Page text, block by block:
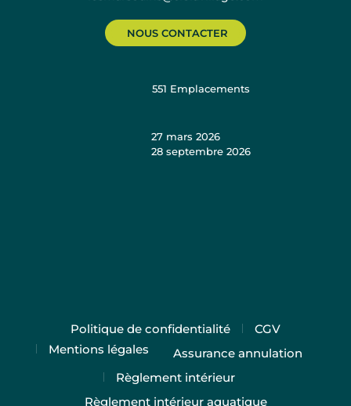
NOUS CONTACTER
551 Emplacements
27 mars 2026
28 septembre 2026
Politique de confidentialité
CGV
Mentions légales
Assurance annulation
Règlement intérieur
Règlement intérieur aquatique